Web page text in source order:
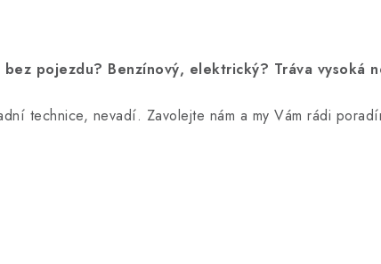
pojezdu? Benzínový, elektrický? Tráva vysoká
technice, nevadí. Zavolejte nám a my Vám rádi